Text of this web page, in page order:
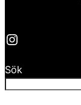
Instagram
Sök